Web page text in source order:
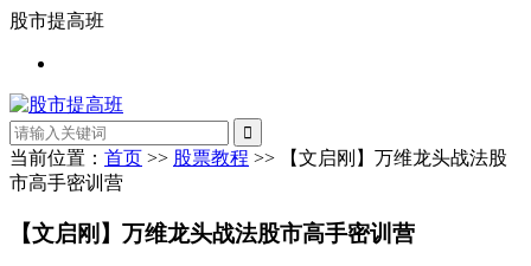
股市提高班
当前位置： 首页 >> 股票教程 >> 【文启刚】万维龙头战法股
市高手密训营
【文启刚】万维龙头战法股市高手密训营